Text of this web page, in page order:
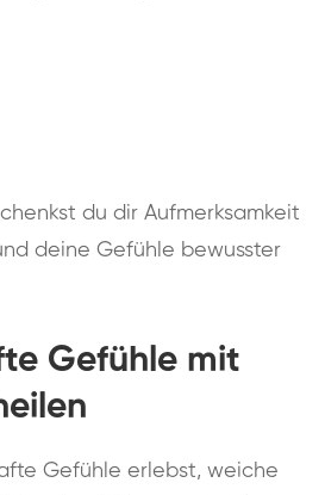
du dir Aufmerksamkeit
deine Gefühle bewusster
Gefühle mit
Gefühle erlebst, weiche